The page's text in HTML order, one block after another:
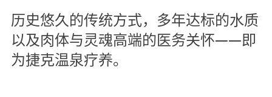
历史悠久的传统方式，多年达标的水质
以及肉体与灵魂高端的医务关怀——即
为捷克温泉疗养。